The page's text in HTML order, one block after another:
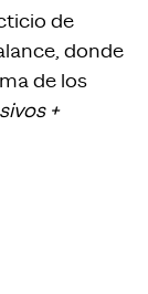
de
donde
de los
+